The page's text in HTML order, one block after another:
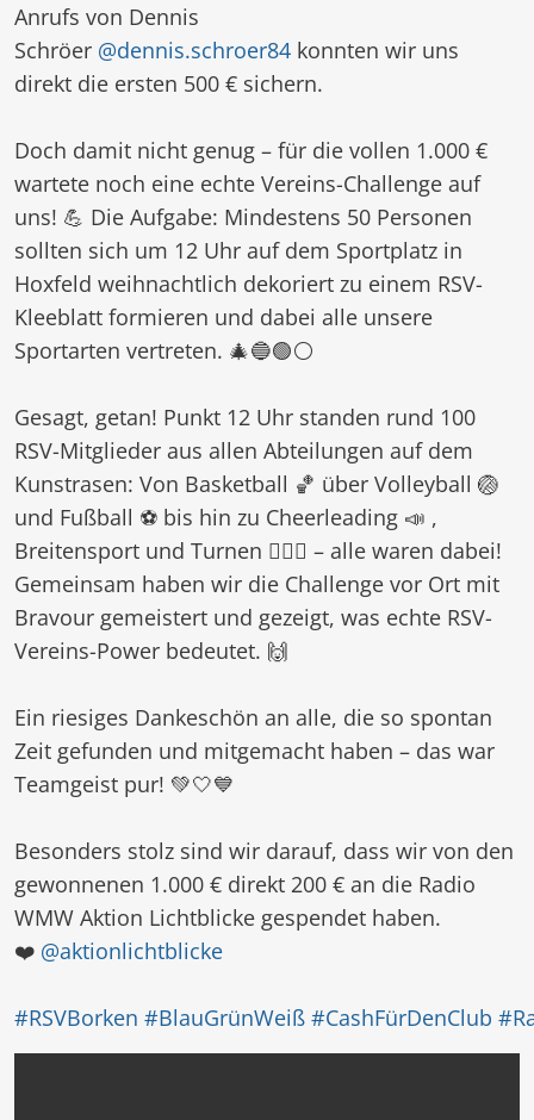
Anrufs von Dennis
Schröer @dennis.schroer84 konnten wir uns
direkt die ersten 500 € sichern.
Doch damit nicht genug – für die vollen 1.000 €
wartete noch eine echte Vereins-Challenge auf
uns! 💪 Die Aufgabe: Mindestens 50 Personen
sollten sich um 12 Uhr auf dem Sportplatz in
Hoxfeld weihnachtlich dekoriert zu einem RSV-
Kleeblatt formieren und dabei alle unsere
Sportarten vertreten. 🎄🔵🟢⚪
Gesagt, getan! Punkt 12 Uhr standen rund 100
RSV-Mitglieder aus allen Abteilungen auf dem
Kunstrasen: Von Basketball 🏀 über Volleyball 🏐
und Fußball ⚽ bis hin zu Cheerleading 📣 ,
Breitensport und Turnen 🤸🏻‍♂️ – alle waren dabei!
Gemeinsam haben wir die Challenge vor Ort mit
Bravour gemeistert und gezeigt, was echte RSV-
Vereins-Power bedeutet. 🙌
Ein riesiges Dankeschön an alle, die so spontan
Zeit gefunden und mitgemacht haben – das war
Teamgeist pur! 💚🤍💙
Besonders stolz sind wir darauf, dass wir von den
gewonnenen 1.000 € direkt 200 € an die Radio
WMW Aktion Lichtblicke gespendet haben.
❤️ @aktionlichtblicke
#RSVBorken #BlauGrünWeiß #CashFürDenClub